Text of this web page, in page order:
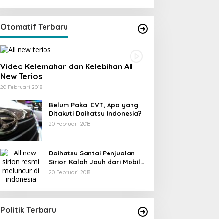
Otomatif Terbaru
Video Kelemahan dan Kelebihan All
New Terios
20 Februari 2018
Belum Pakai CVT, Apa yang
Ditakuti Daihatsu Indonesia?
20 Februari 2018
Daihatsu Santai Penjualan
Sirion Kalah Jauh dari Mobil
LCGC
20 Februari 2018
Politik Terbaru
KPU Trenggalek Gelar Uji Publik
Desember 2022